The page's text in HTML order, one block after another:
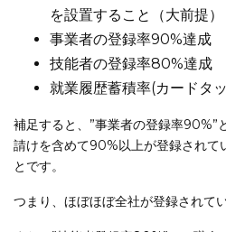
を設置すること（大前提）
事業者の登録率90%達成
技能者の登録率80%達成
就業履歴蓄積率(カードタ
補足すると、”事業者の登録率90%”
請けを含めて90%以上が登録されて
とです。
つまり、ほぼほぼ全社が登録されて